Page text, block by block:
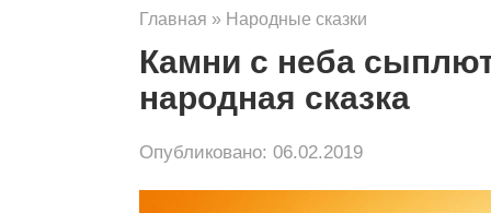
Главная » Народные сказки
Камни с неба
народная сказка
Опубликовано: 06.02.2019